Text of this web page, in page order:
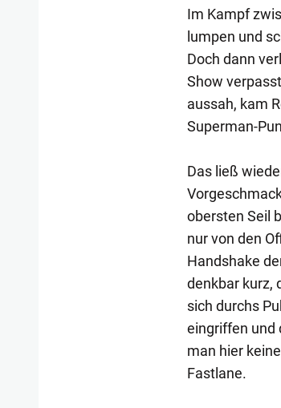
Im Kampf
lumpen und
Doch dann
Show
aussah, kam
Superman-
Das ließ
obersten Seil
nur von den
Handshake
denkbar kurz,
sich durchs
eingriffen und
man hier
Fastlane.